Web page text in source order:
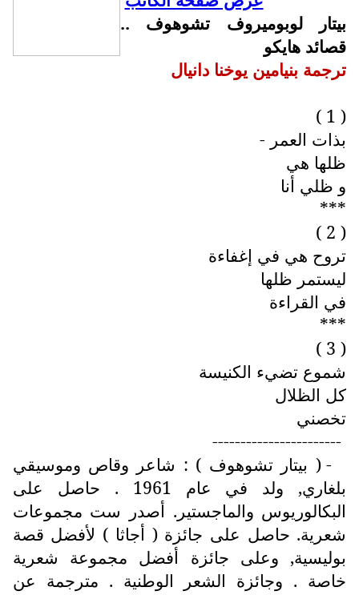
بيتار لوبوميروف تشوهوف ..
قصائد هايكو
ترجمة بنيامين يوخنا دانيال
( 1 )
بذات العمر -
ظلها هي
و ظلي أنا
***
( 2 )
تروح هي في إغفاءة
ليستمر ظلها
في القراءة
***
( 3 )
شموع تضيء الكنيسة
كل الظلال
تخصني
-----------------------
- ( بيتار تشوهوف ) : شاعر وقاص وموسيقي
بلغاري, ولد في عام 1961 . حاصل على
البكالوريوس والماجستير. أصدر ست مجموعات
شعرية. حاصل على جائزة ( أجاثا ) لأفضل قصة
بوليسية, وعلى جائزة أفضل مجموعة شعرية
خاصة . وجائزة الشعر الوطنية . مترجمة عن